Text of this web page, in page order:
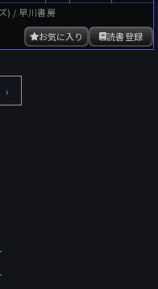
) / 早川書房
読書登録
お気に入り
›